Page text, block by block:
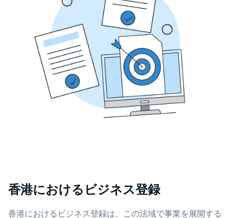
香港におけるビジネス登録
香港におけるビジネス登録は、この法域で事業を展開する